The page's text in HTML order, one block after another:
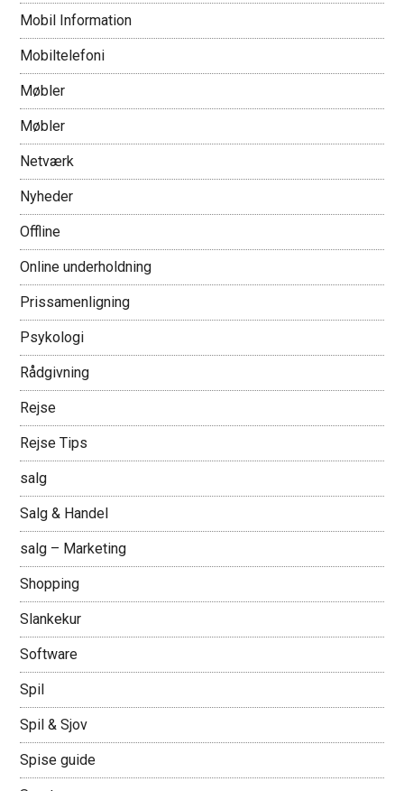
Mobil Information
Mobiltelefoni
Møbler
Møbler
Netværk
Nyheder
Offline
Online underholdning
Prissamenligning
Psykologi
Rådgivning
Rejse
Rejse Tips
salg
Salg & Handel
salg – Marketing
Shopping
Slankekur
Software
Spil
Spil & Sjov
Spise guide